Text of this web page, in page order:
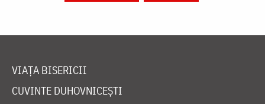
VIAȚA BISERICII
CUVINTE DUHOVNICEȘTI